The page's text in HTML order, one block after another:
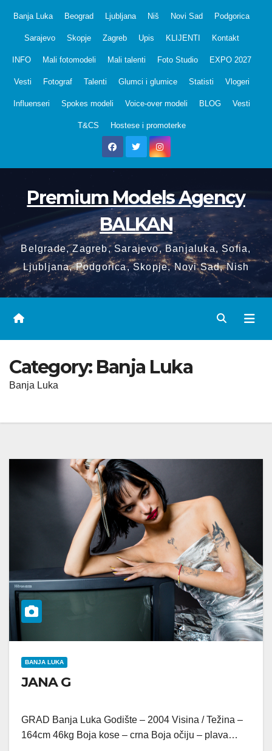
Banja Luka Beograd Ljubljana Niš Novi Sad Podgorica
Sarajevo Skopje Zagreb Upis KLIJENTI Kontakt
INFO Mali fotomodeli Mali talenti Foto Studio EXPO 2027
Vesti Fotograf Talenti Glumci i glumice Statisti Vlogeri
Influenseri Spokes modeli Voice-over modeli BLOG Vesti
T&CS Hostese i promoterke
Premium Models Agency
BALKAN
Belgrade, Zagreb, Sarajevo, Banjaluka, Sofia,
Ljubljana, Podgorica, Skopje, Novi Sad, Nish
Category: Banja Luka
Banja Luka
BANJA LUKA
JANA G
GRAD Banja Luka Godište – 2004 Visina / Težina –
164cm 46kg Boja kose – crna Boja očiju – plava…